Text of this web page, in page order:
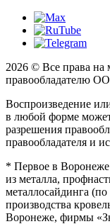
2026 © Все права на
правообладателю
Воспроизведение
в любой форме
разрешения
правообладателя и
* Первое в Воронеже
из металла,
металлосайдинга (по
производства
Воронеже, фирмы